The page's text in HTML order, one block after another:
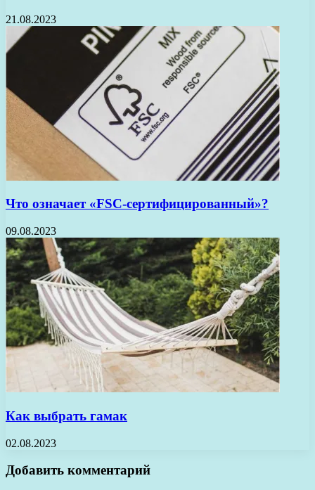
21.08.2023
Что означает «FSC-сертифицированный»?
09.08.2023
Как выбрать гамак
02.08.2023
Добавить комментарий